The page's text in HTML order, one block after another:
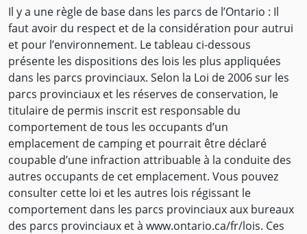
Il y a une règle de base dans les parcs de l’Ontario : Il
faut avoir du respect et de la considération pour autrui
et pour l’environnement. Le tableau ci-dessous
présente les dispositions des lois les plus appliquées
dans les parcs provinciaux. Selon la Loi de 2006 sur les
parcs provinciaux et les réserves de conservation, le
titulaire de permis inscrit est responsable du
comportement de tous les occupants d’un
emplacement de camping et pourrait être déclaré
coupable d’une infraction attribuable à la conduite des
autres occupants de cet emplacement. Vous pouvez
consulter cette loi et les autres lois régissant le
comportement dans les parcs provinciaux aux bureaux
des parcs provinciaux et à www.ontario.ca/fr/lois. Ces